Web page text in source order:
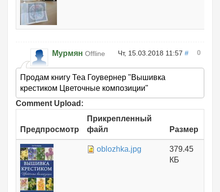
Мурмян Offline Чт, 15.03.2018 11:57 # 0
Продам книгу Теа Гоувернер "Вышивка
крестиком Цветочные композиции"
Comment Upload:
Предпросмотр
Прикрепленный
файл
Размер
oblozhka.jpg
379.45
КБ